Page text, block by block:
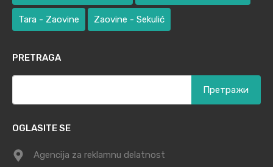
Tara - Zaovine Zaovine - Sekulić
PRETRAGA
OGLASITE SE
Agencija za reklamnu delatnost